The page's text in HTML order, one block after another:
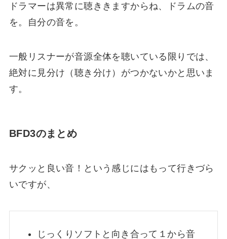
ドラマーは異常に聴ききますからね、ドラムの音
を。自分の音を。
一般リスナーが音源全体を聴いている限り では、
絶対に見分け（聴き分け）がつかないかと思いま
す。
BFD3のまとめ
サクッと良い音！という感じにはもって行きづら
いですが、
じっくりソフトと向き合って １から音